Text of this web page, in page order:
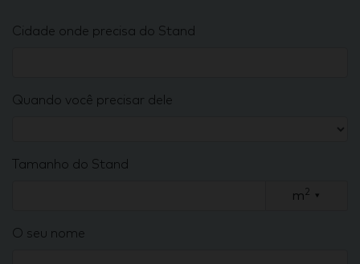
Cidade onde precisa do Stand
Quando você precisar dele
Tamanho do Stand
m2 ▾
O seu nome